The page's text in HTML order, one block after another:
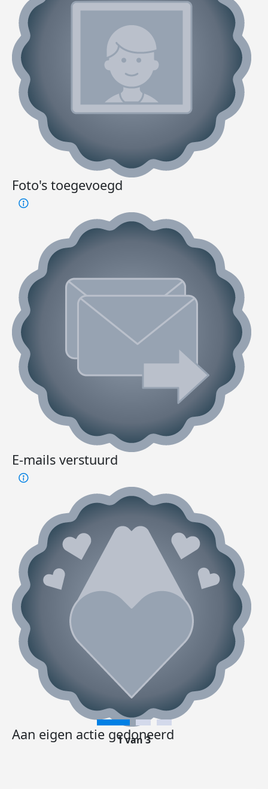
Foto's toegevoegd
E-mails verstuurd
Aan eigen actie gedoneerd
1 van 3